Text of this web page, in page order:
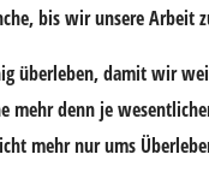
bis wir unsere Arbeit
überleben, damit wir
mehr denn je
mehr nur ums